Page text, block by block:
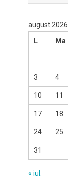
august 2026
L
Ma
3 4
10 11
17 18
24 25
31
« iul.